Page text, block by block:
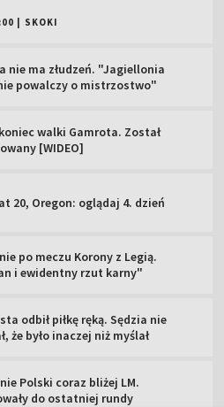
SKOKI
nie ma złudzeń. "Jagiellonia
powalczy o mistrzostwo"
walki Gamrota. Został
[WIDEO]
20, Oregon: oglądaj 4. dzień
po meczu Korony z Legią.
i ewidentny rzut karny"
odbił piłkę ręką. Sędzia nie
że było inaczej niż myślał
Polski coraz bliżej LM.
do ostatniej rundy